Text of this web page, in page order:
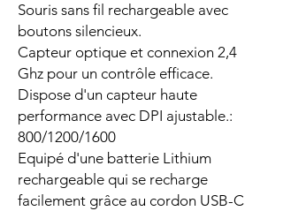
Souris sans fil rechargeable avec
boutons silencieux.
Capteur optique et connexion 2,4
Ghz pour un contrôle efficace.
Dispose d'un capteur haute
performance avec DPI ajustable.:
800/1200/1600
Equipé d'une batterie Lithium
rechargeable qui se recharge
facilement grâce au cordon USB-C